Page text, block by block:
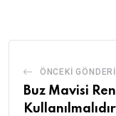
ÖNCEKI GÖNDERI
Buz Mavisi